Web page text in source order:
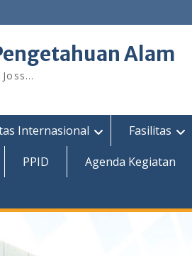
Alam
Internasional Fasilitas
PPID Agenda Kegiatan